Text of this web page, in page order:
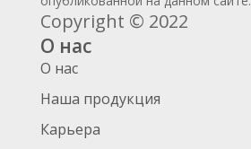
Copyright © 2022
О нас
О нас
Наша продукция
Карьера